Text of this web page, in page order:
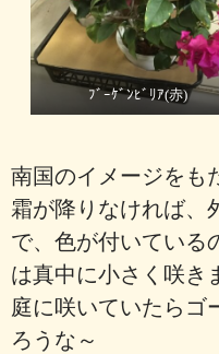
ﾌﾞｰｹﾞﾝﾋﾞﾘｱ(赤)
南国のイメージを
霜が降りなければ
で、色が付いてい
は真中に小さく咲
庭に咲いていたらゴ
ろうな～